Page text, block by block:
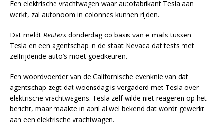
Een elektrische vrachtwagen waar autofabrikant Tesla aan
werkt, zal autonoom in colonnes kunnen rijden.
Dat meldt Reuters donderdag op basis van e-mails tussen
Tesla en een agentschap in de staat Nevada dat tests met
zelfrijdende auto’s moet goedkeuren.
Een woordvoerder van de Californische evenknie van dat
agentschap zegt dat woensdag is vergaderd met Tesla over
elektrische vrachtwagens. Tesla zelf wilde niet reageren op het
bericht, maar maakte in april al wel bekend dat wordt gewerkt
aan een elektrische vrachtwagen.